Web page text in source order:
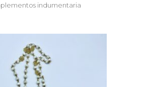
indumentaria